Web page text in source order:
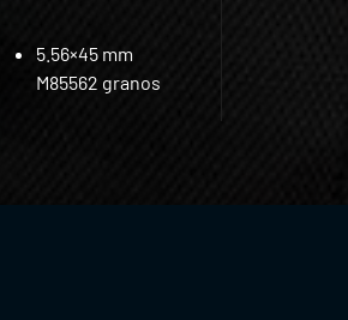
5.56×45 mm
M85562 granos